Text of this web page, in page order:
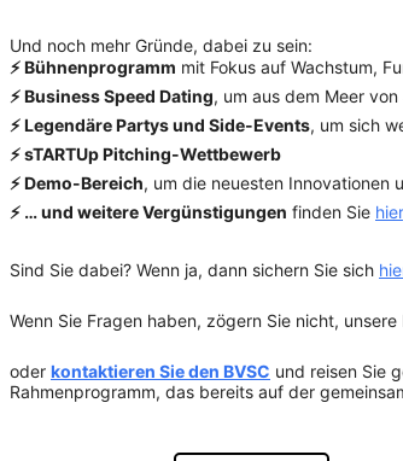
Und noch mehr Gründe, dabei zu sein:
⚡ Bühnenprogramm mit Fokus auf Wachstum,
⚡ Business Speed Dating, um aus dem Meer
⚡ Legendäre Partys und Side-Events, um sich
⚡ sTARTUp Pitching-Wettbewerb
⚡ Demo-Bereich, um die neuesten Innovationen
⚡ … und weitere Vergünstigungen finden Sie hier
Sind Sie dabei? Wenn ja, dann sichern Sie sich
Wenn Sie Fragen haben, zögern Sie nicht,
oder kontaktieren Sie den BVSC und reisen Sie
Rahmenprogramm, das bereits auf der